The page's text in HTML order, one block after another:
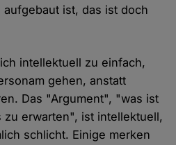
ist, das ist doch
intellektuell zu einfach,
gehen, anstatt
Das "Argument", "was ist
zu erwarten", ist intellektuell,
schlicht. Einige merken